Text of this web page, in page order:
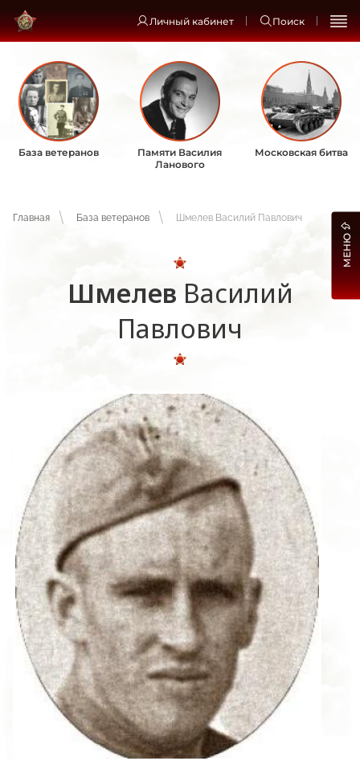
Личный кабинет Поиск
База ветеранов
Памяти Василия
Ланового
Московская битва
Главная База ветеранов Шмелев Василий Павлович
Шмелев Василий
Павлович
МЕНЮ